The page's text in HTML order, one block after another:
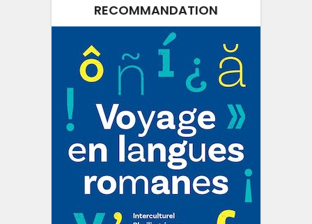
RECOMMANDATION